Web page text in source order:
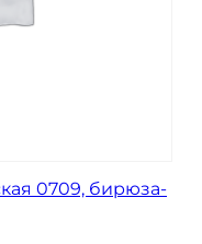
0709, бирюза-